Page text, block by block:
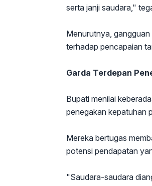
serta janji saudara,"
Menurutnya,
terhadap pencapaian
Garda Terdepan
Bupati menilai
penegakan kepatuhan
Mereka bertugas
potensi pendapatan
"Saudara-saudara